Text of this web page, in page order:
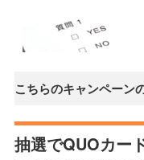
こちらのキャンペーン
抽選でQUOカー